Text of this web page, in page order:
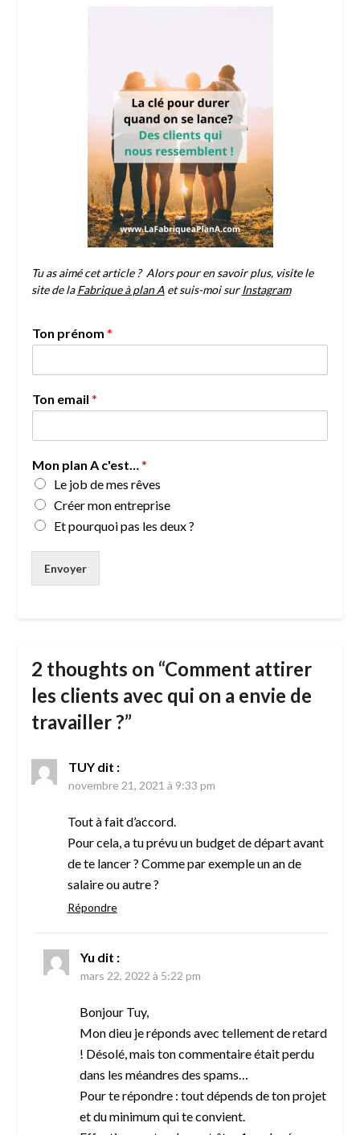
Tu as aimé cet article ? Alors pouren savoir plus, visite le
site de laFabrique à plan Aet suis-moi surInstagram
Ton prénom *
Ton email *
Mon plan A c'est…*
Le job de mes rêves
Créer mon entreprise
Et pourquoi pas les deux ?
Envoyer
2 thoughts on “Comment attirer
les clients avec qui on a envie de
travailler ?”
TUY dit :
novembre 21, 2021 à 9:33 pm
Tout à fait d’accord.
Pour cela, a tu prévu un budget de départ avant
de te lancer ? Comme par exemple un an de
salaire ou autre ?
Répondre
Yu dit :
mars 22, 2022 à 5:22 pm
Bonjour Tuy,
Mon dieu je réponds avec tellement de retard
! Désolé, mais ton commentaire était perdu
dans les méandres des spams…
Pour te répondre : tout dépends de ton projet
et du minimum qui te convient.